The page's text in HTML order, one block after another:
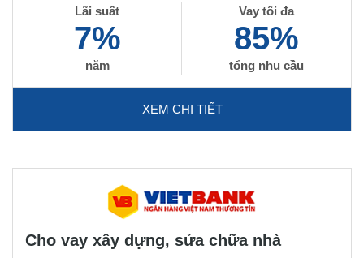
Lãi suất
7%
năm
Vay tối đa
85%
tổng nhu cầu
XEM CHI TIẾT
Cho vay xây dựng, sửa chữa nhà